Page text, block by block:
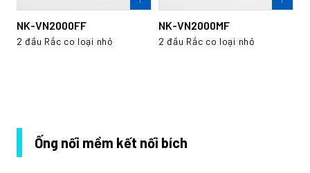
NK-VN2000FF
2 đầu Rắc co loại nhỏ
NK-VN2000MF
2 đầu Rắc co loại nhỏ
Ống nối mềm kết nối bích